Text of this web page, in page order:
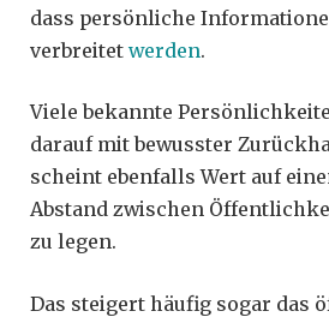
dass persönliche
verbreitet werden.
Viele bekannte
darauf mit bewusster
scheint ebenfalls Wert auf
Abstand zwischen
zu legen.
Das steigert häufig sogar das